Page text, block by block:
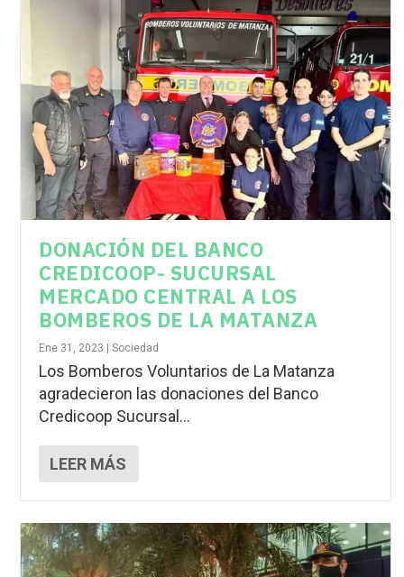
DONACIÓN DEL BANCO
CREDICOOP- SUCURSAL
MERCADO CENTRAL A LOS
BOMBEROS DE LA MATANZA
Ene 31, 2023 |Sociedad
Los Bomberos Voluntarios de La Matanza
agradecieron las donaciones del Banco
Credicoop Sucursal...
LEER MÁS